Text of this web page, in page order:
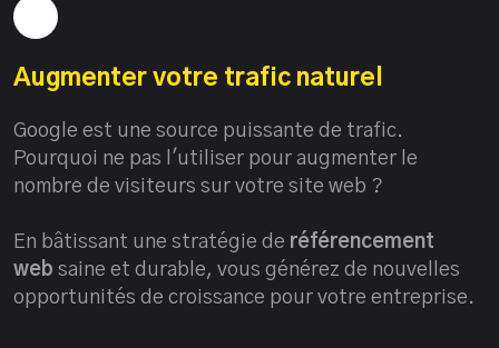
Augmenter votre trafic naturel
Google est une source puissante de trafic.
Pourquoi ne pas l'utiliser pour augmenter le
nombre de visiteurs sur votre site web ?
En bâtissant une stratégie de référencement
web saine et durable, vous générez de nouvelles
opportunités de croissance pour votre entreprise.